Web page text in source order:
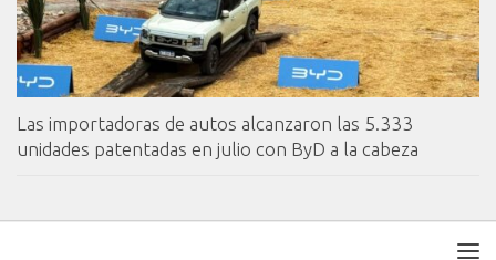
Las importadoras de autos alcanzaron las 5.333
unidades patentadas en julio con ByD a la cabeza